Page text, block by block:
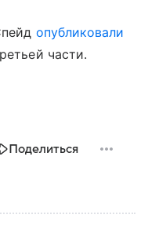
опубликовали
части.
Поделиться